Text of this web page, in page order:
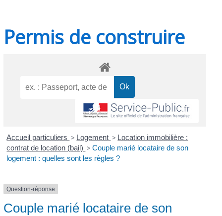
Permis de construire
Accueil particuliers > Logement > Location immobilière :
contrat de location (bail) > Couple marié locataire de son
logement : quelles sont les règles ?
Question-réponse
Couple marié locataire de son